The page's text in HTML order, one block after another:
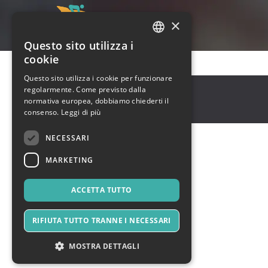
Pune,Pune
411001
India
×
Questo sito utilizza i
cookie
Questo sito utilizza i cookie per funzionare
regolarmente. Come previsto dalla
normativa europea, dobbiamo chiederti il
consenso. Leggi di più
NECESSARI
MARKETING
ACCETTA TUTTO
RIFIUTA TUTTO TRANNE I NECESSARI
MOSTRA DETTAGLI